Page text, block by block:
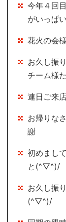
今年４回
がいっぱ
花火の会
お久し振
チーム様
連日ご来
お帰りな
謝
初めまし
と(^▽^)/
お久し振
(^▽^)/